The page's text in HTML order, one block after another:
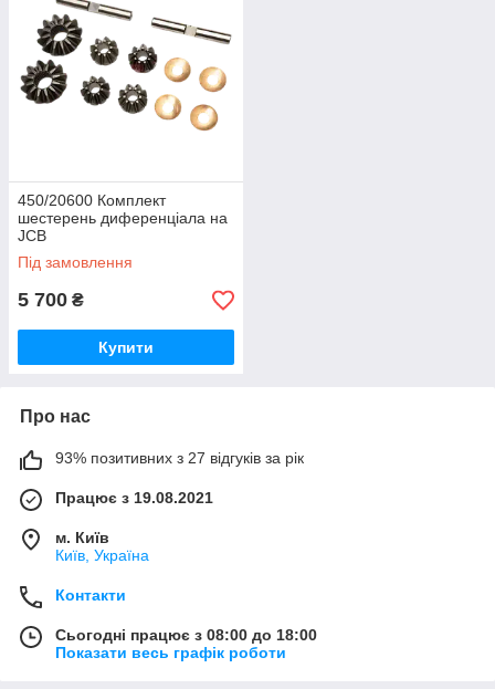
450/20600 Комплект
шестерень диференціала на
JCB
Під замовлення
5 700 ₴
Купити
Про нас
93% позитивних з 27 відгуків за рік
Працює з 19.08.2021
м. Київ
Київ, Україна
Контакти
Сьогодні працює з 08:00 до 18:00
Показати весь графік роботи